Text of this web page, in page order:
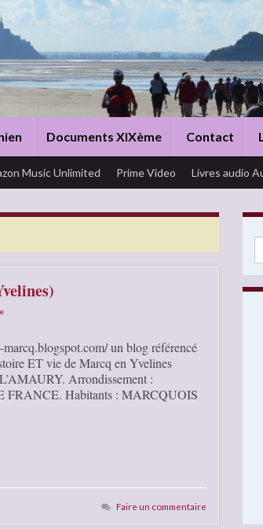
Documents XIXème Contact
Music Unlimited Prime Video Livres audio
un blog référencé
ET vie de Marcq en Yvelines
Arrondissement :
Habitants : MARCQUOIS
Faire un commentaire